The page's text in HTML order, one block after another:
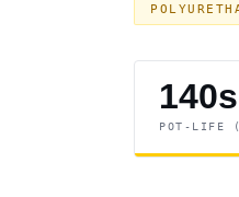
140s
POT-LIFE